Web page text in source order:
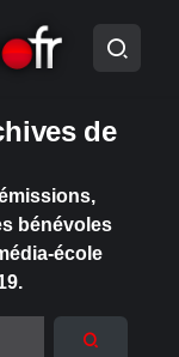
de
bénévoles
école